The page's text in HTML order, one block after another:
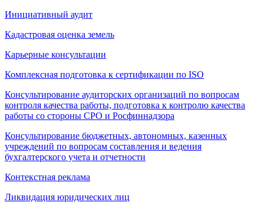
Инициативный аудит
Кадастровая оценка земель
Карьерные консультации
Комплексная подготовка к сертификации по ISO
Консультирование аудиторских организаций по вопросам
контроля качества работы, подготовка к контролю качества
работы со стороны СРО и Росфиннадзора
Консультирование бюджетных, автономных, казенных
учреждений по вопросам составления и ведения
бухгалтерского учета и отчетности
Контекстная реклама
Ликвидация юридических лиц